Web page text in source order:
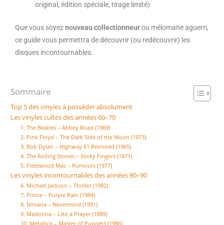
original, édition spéciale, tirage limité)
Que vous soyeznouveau collectionneurou mélomane aguerri,
ce guide vous permettra de découvrir (ou redécouvrir) les
disques incontournables.
Sommaire
Top 5 des vinyles à posséder absolument
Les vinyles cultes des années 60–70
1. The Beatles – Abbey Road (1969)
2. Pink Floyd – The Dark Side of the Moon (1973)
3. Bob Dylan – Highway 61 Revisited (1965)
4. The Rolling Stones – Sticky Fingers (1971)
5. Fleetwood Mac – Rumours (1977)
Les vinyles incontournables des années 80–90
6. Michael Jackson – Thriller (1982)
7. Prince – Purple Rain (1984)
8. Nirvana – Nevermind (1991)
9. Madonna – Like a Prayer (1989)
10. Metallica – Master of Puppets (1986)